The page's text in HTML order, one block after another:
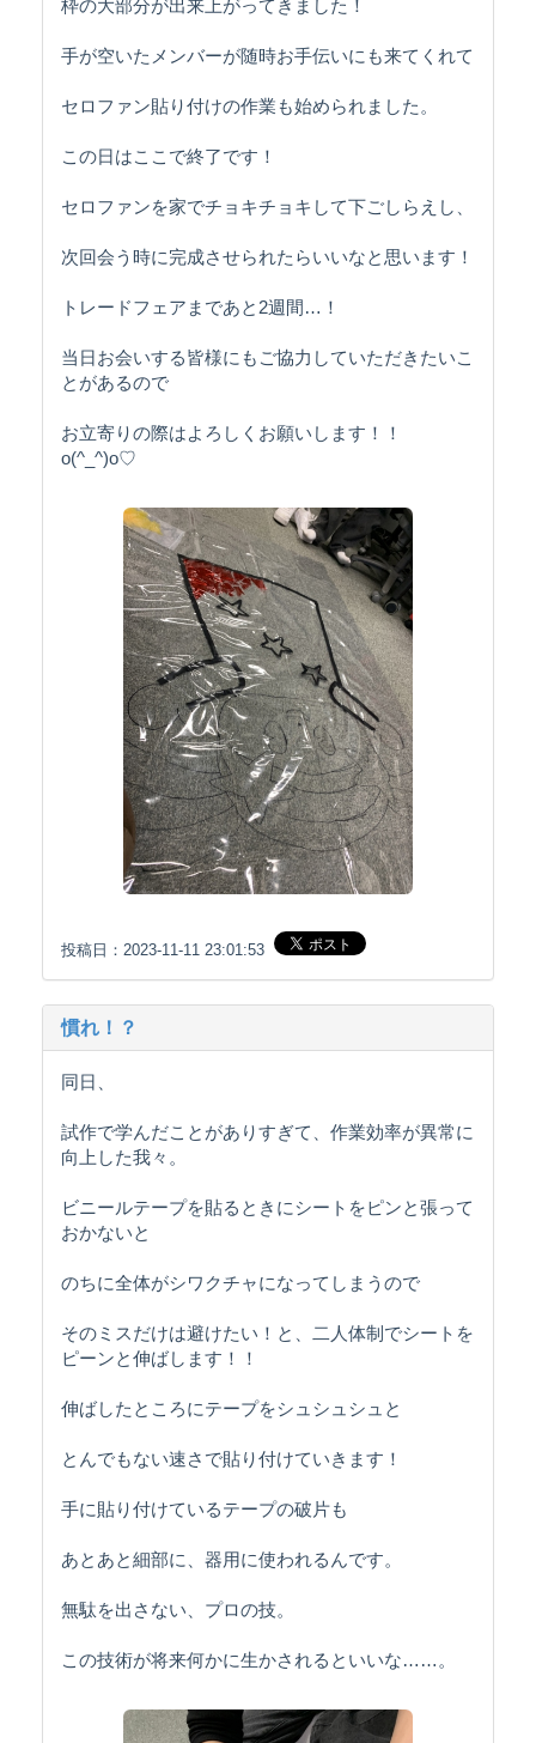
枠の大部分が出来上がってきました！
手が空いたメンバーが随時お手伝いにも来てくれて
セロファン貼り付けの作業も始められました。
この日はここで終了です！
セロファンを家でチョキチョキして下ごしらえし、
次回会う時に完成させられたらいいなと思います！
トレードフェアまであと2週間…！
当日お会いする皆様にもご協力していただきたいこ
とがあるので
お立寄りの際はよろしくお願いします！！
o(^_^)o♡
投稿日：2023-11-11 23:01:53
慣れ！？
同日、
試作で学んだことがありすぎて、作業効率が異常に
向上した我々。
ビニールテープを貼るときにシートをピンと張って
おかないと
のちに全体がシワクチャになってしまうので
そのミスだけは避けたい！と、二人体制でシートを
ピーンと伸ばします！！
伸ばしたところにテープをシュシュシュと
とんでもない速さで貼り付けていきます！
手に貼り付けているテープの破片も
あとあと細部に、器用に使われるんです。
無駄を出さない、プロの技。
この技術が将来何かに生かされるといいな……。